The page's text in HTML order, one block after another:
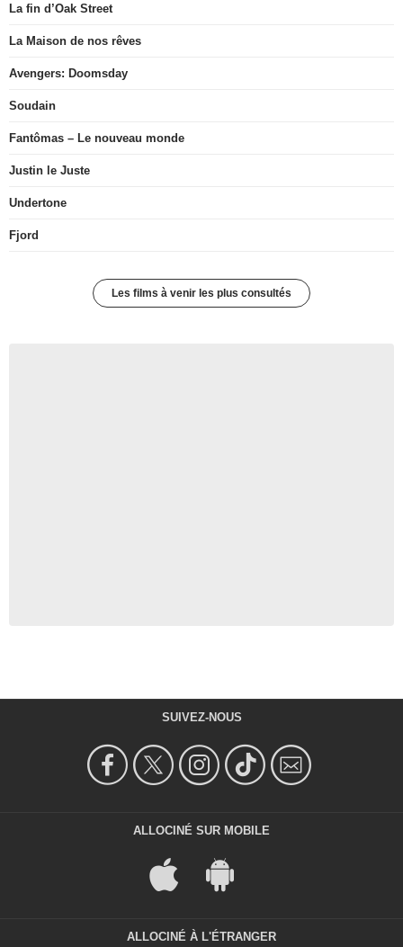
La fin d’Oak Street
La Maison de nos rêves
Avengers: Doomsday
Soudain
Fantômas – Le nouveau monde
Justin le Juste
Undertone
Fjord
Les films à venir les plus consultés
SUIVEZ-NOUS
ALLOCINÉ SUR MOBILE
ALLOCINÉ À L'ÉTRANGER